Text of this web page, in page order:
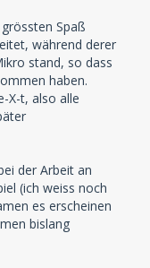
Spaß
während derer
stand, so dass
haben.
X-t, also alle
der Arbeit an
(ich weiss noch
es erscheinen
bislang